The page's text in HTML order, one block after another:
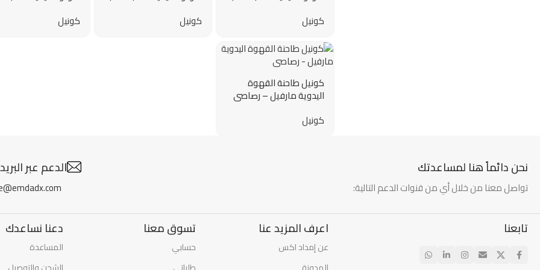
كونيل كونيل كونيل
كونيل طاحنة القهوة
اليدوية مارفيل – رصاصي
كونيل
نحن دائماً هنا لمساعدتك
تواصل معنا من خلال أي من قنوات الدعم التالية:
الدعم عبر البريد
تابعنا اعرف المزيد عنا
عن إمداد اكس
تسوق معنا
حسابي
دعنا نساعدك
المساعدة